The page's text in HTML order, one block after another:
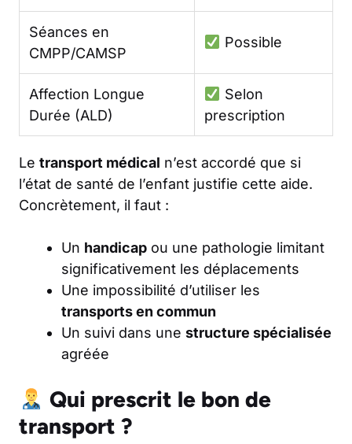
Séances en
CMPP/CAMSP
Possible
Affection Longue
Durée (ALD)
Selon
prescription
Le transport médical n’est accordé que si
l’état de santé de l’enfant justifie cette aide.
Concrètement, il faut :
Un handicap ou une pathologie limitant
significativement les déplacements
Une impossibilité d’utiliser les
transports en commun
Un suivi dans une structure spécialisée
agréée
Qui prescrit le bon de
transport ?